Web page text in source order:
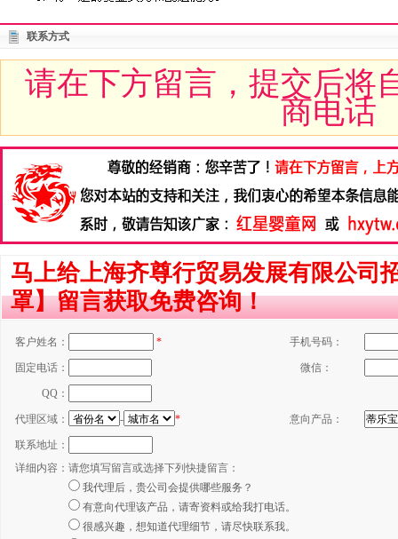
联系方式
请在下方留言，提交后将
商电话
马上给上海齐尊行贸易发展有限公司
罩】留言获取免费咨询！
客户姓名： * 手机号码：
固定电话： 微信：
QQ：
代理区域： - * 意向产品：
联系地址：
详细内容： 请您填写留言或选择下列快捷留言：
我代理后，贵公司会提供哪些服务？
有意向代理该产品，请寄资料或给我打电话。
很感兴趣，想知道代理细节，请尽快联系我。